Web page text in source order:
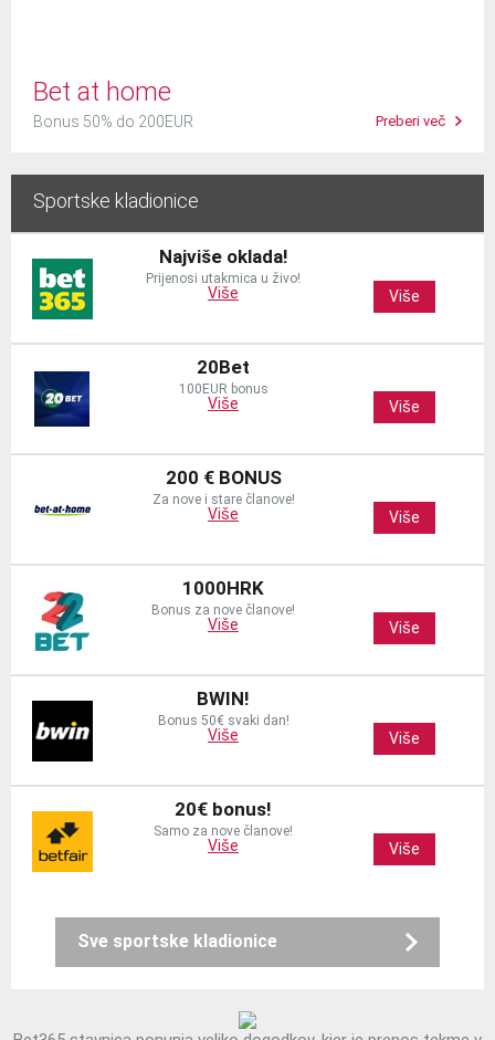
Bet at home
Bonus 50% do 200EUR Preberi več
Sportske kladionice
Najviše oklada!
Prijenosi utakmica u živo!
Više Više
20Bet
100EUR bonus
Više Više
200 € BONUS
Za nove i stare članove!
Više Više
1000HRK
Bonus za nove članove!
Više Više
BWIN!
Bonus 50€ svaki dan!
Više Više
20€ bonus!
Samo za nove članove!
Više Više
Sve sportske kladionice